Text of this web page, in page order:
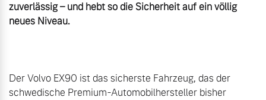
zuverlässig – und hebt so die Sicherheit auf ein völlig
neues Niveau.
Der Volvo EX90 ist das sicherste Fahrzeug, das der
schwedische Premium-Automobilhersteller bisher